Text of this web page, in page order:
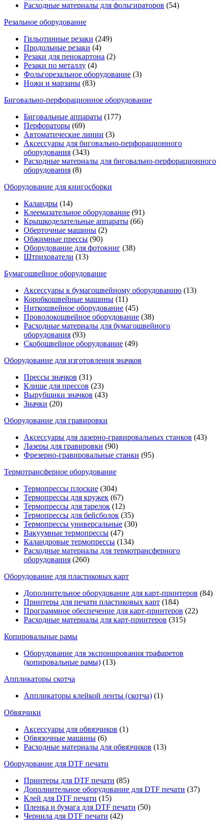
Расходные материалы для фольгираторов (54)
Резальное оборудование
Гильотинные резаки (249)
Продольные резаки (4)
Резаки для пенокартона (2)
Резаки по металлу (4)
Фольгорезальное оборудование (3)
Ножи и марзаны (83)
Биговально-перфорационное оборудование
Биговальные аппараты (177)
Перфораторы (69)
Автоматические линии (3)
Аксессуары для биговально-перфорационного
оборудования (343)
Расходные материалы для биговально-перфорационного
оборудования (8)
Оборудование для книгосборки
Каландры (14)
Клеемазательное оборудование (91)
Крышкоделательные аппараты (66)
Оберточные машины (2)
Обжимные прессы (90)
Оборудование для фотокниг (38)
Штрихователи (13)
Бумагошвейное оборудование
Аксессуары к бумагошвейному оборудованию (13)
Коробкошвейные машины (11)
Ниткошвейное оборудование (45)
Проволокошвейное оборудование (38)
Расходные материалы для бумагошвейного
оборудования (93)
Скобошвейное оборудование (49)
Оборудование для изготовления значков
Прессы значков (31)
Клише для прессов (23)
Вырубщики значков (43)
Значки (20)
Оборудование для гравировки
Аксессуары для лазерно-гравировальных станков (43)
Лазеры для гравировки (90)
Фрезерно-гравировальные станки (95)
Термотрансферное оборудование
Термопрессы плоские (304)
Термопрессы для кружек (67)
Термопрессы для тарелок (12)
Термопрессы для бейсболок (35)
Термопрессы универсальные (30)
Вакуумные термопрессы (47)
Каландровые термопрессы (134)
Расходные материалы для термотрансферного
оборудования (260)
Оборудование для пластиковых карт
Дополнительное оборудование для карт-принтеров (84)
Принтеры для печати пластиковых карт (184)
Программное обеспечение для карт-принтеров (22)
Расходные материалы для карт-принтеров (315)
Копировальные рамы
Оборудование для экспонирования трафаретов
(копировальные рамы) (13)
Аппликаторы скотча
Аппликаторы клейкой ленты (скотча) (1)
Обвязчики
Аксессуары для обвязчиков (1)
Обвязочные машины (6)
Расходные материалы для обвязчиков (13)
Оборудование для DTF печати
Принтеры для DTF печати (85)
Дополнительное оборудование для DTF печати (37)
Клей для DTF печати (15)
Пленка и бумага для DTF печати (50)
Чернила для DTF печати (42)